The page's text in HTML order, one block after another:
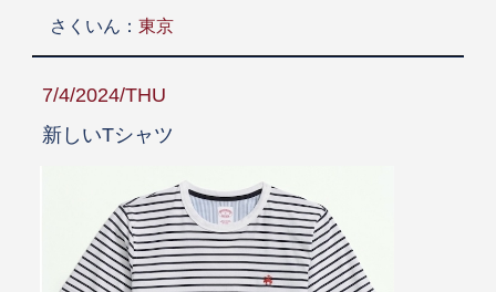
さくいん： 東京
7/4/2024/THU
新しいTシャツ